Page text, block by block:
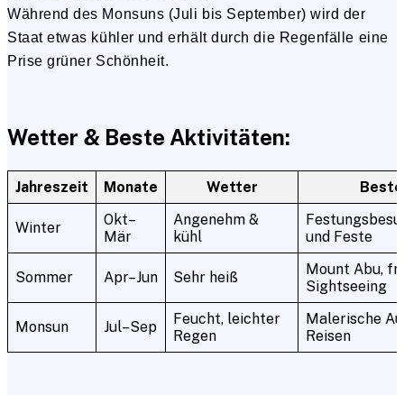
Während des Monsuns (Juli bis September) wird der
Staat etwas kühler und erhält durch die Regenfälle eine
Prise grüner Schönheit.
Wetter & Beste Aktivitäten:
Jahreszeit Monate Wetter
Winter
Okt–
Mär
Angenehm &
kühl
und Feste
Sommer Apr–Jun Sehr heiß
Mount Abu,
Sightseeing
Monsun Jul–Sep
Feucht, leichter
Regen
Malerische
Reisen